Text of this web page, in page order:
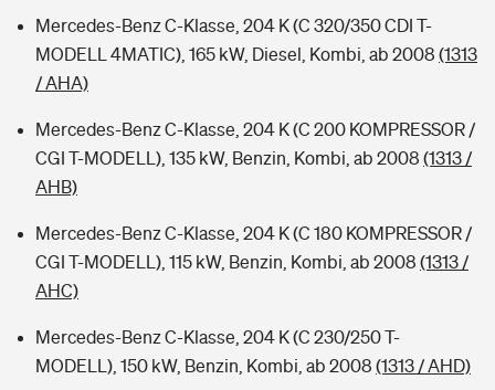
Mercedes-Benz C-Klasse, 204 K (C 320/350 CDI T-
MODELL 4MATIC), 165 kW, Diesel, Kombi, ab 2008 (1313
/ AHA)
Mercedes-Benz C-Klasse, 204 K (C 200 KOMPRESSOR /
CGI T-MODELL), 135 kW, Benzin, Kombi, ab 2008 (1313 /
AHB)
Mercedes-Benz C-Klasse, 204 K (C 180 KOMPRESSOR /
CGI T-MODELL), 115 kW, Benzin, Kombi, ab 2008 (1313 /
AHC)
Mercedes-Benz C-Klasse, 204 K (C 230/250 T-
MODELL), 150 kW, Benzin, Kombi, ab 2008 (1313 / AHD)